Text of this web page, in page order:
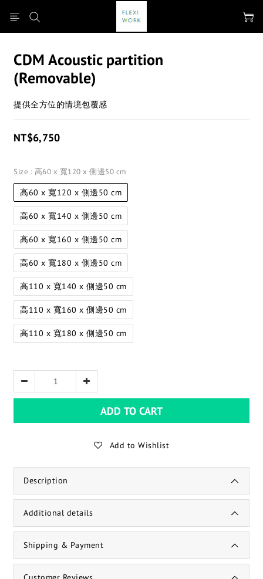
CDM Acoustic partition
(Removable)
提供全方位的情境包覆感
NT$6,750
Size : 高60 x 寬120 x 側邊50 cm
高60 x 寬120 x 側邊50 cm
高60 x 寬140 x 側邊50 cm
高60 x 寬160 x 側邊50 cm
高60 x 寬180 x 側邊50 cm
高110 x 寬140 x 側邊50 cm
高110 x 寬160 x 側邊50 cm
高110 x 寬180 x 側邊50 cm
ADD TO CART
Add to Wishlist
Description
Additional details
Shipping & Payment